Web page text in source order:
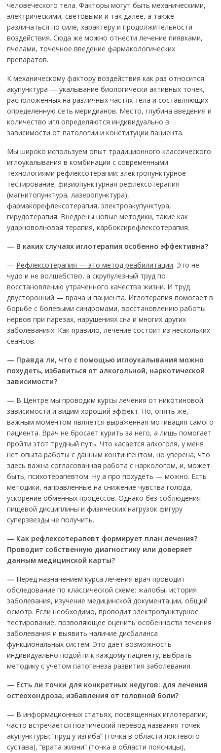
человеческого тела. Факторы могут быть механическими,
электрическими, световыми и так далее, а также
различаться по силе, характеру и продолжительности
воздействия. Сюда же можно отнести лечение пиявками,
пчелами, точечное введение фармакологических
препаратов.
К механическому фактору воздействия как раз относится
акупунктура — укалывание биологически активных точек,
расположенных на различных частях тела и составляющих
определенную сеть меридианов. Место, глубина введения и
количество игл определяются индивидуально в
зависимости от патологии и конституции пациента.
Мы широко используем опыт традиционного классического
иглоукалывания в комбинации с современными
технологиями рефлексотерапии: электропунктурное
тестирование, физиопунктурная рефлексотерапия
(магнитопунктура, лазеропунктура),
фармакорефлексотерапия, электроакупунктура,
гирудотерапия. Внедрены новые методики, такие как
ударноволновая терапия, карбоксирефлексотерапия.
— В каких случаях иглотерапия особенно эффективна?
— Рефлексотерапия — это метод реабилитации. Это не
чудо и не волшебство, а скрупулезный труд по
восстановлению утраченного качества жизни. И труд
двусторонний — врача и пациента. Иглотерапия помогает в
борьбе с болевыми синдромами, восстановлению работы
нервов при парезах, нарушениях сна и многих других
заболеваниях. Как правило, лечение состоит из нескольких
сеансов.
— Правда ли, что с помощью иглоукалывания можно
похудеть, избавиться от алкогольной, наркотической
зависимости?
— В Центре мы проводим курсы лечения от никотиновой
зависимости и видим хороший эффект. Но, опять же,
важным моментом является выраженная мотивация самого
пациента. Врач не бросает курить за него, а лишь помогает
пройти этот трудный путь. Что касается алкоголя, у меня
нет опыта работы с данным контингентом, но уверена, что
здесь важна согласованная работа с наркологом, и, может
быть, психотерапевтом. Ну а про похудеть — можно. Есть
методики, направленные на снижение чувства голода,
ускорение обменных процессов. Однако без соблюдения
пищевой дисциплины и физических нагрузок фигуру
суперзвезды не получить.
— Как рефлексотерапевт формирует план лечения?
Проводит собственную диагностику или доверяет
данным медицинской карты?
— Перед назначением курса лечения врач проводит
обследование по классической схеме: жалобы, история
заболевания, изучение медицинской документации, общий
осмотр. Если необходимо, проводит электропунктурное
тестирование, позволяющее оценить особенности течения
заболевания и выявить наличие дисбаланса
функциональных систем. Это дает возможность
индивидуально подойти к каждому пациенту, выбрать
методику с учетом патогенеза развития заболевания.
— Есть ли точки для конкретных недугов: для лечения
остеохондроза, избавления от головной боли?
— В информационных статьях, посвященных иглотерапии,
часто встречается поэтический перевод названия точек
акупунктуры: “пруд у изгиба” (точка в области локтевого
сустава), “врата жизни” (точка в области поясницы),